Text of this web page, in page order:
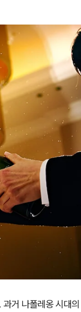
거 나폴레옹 시대의